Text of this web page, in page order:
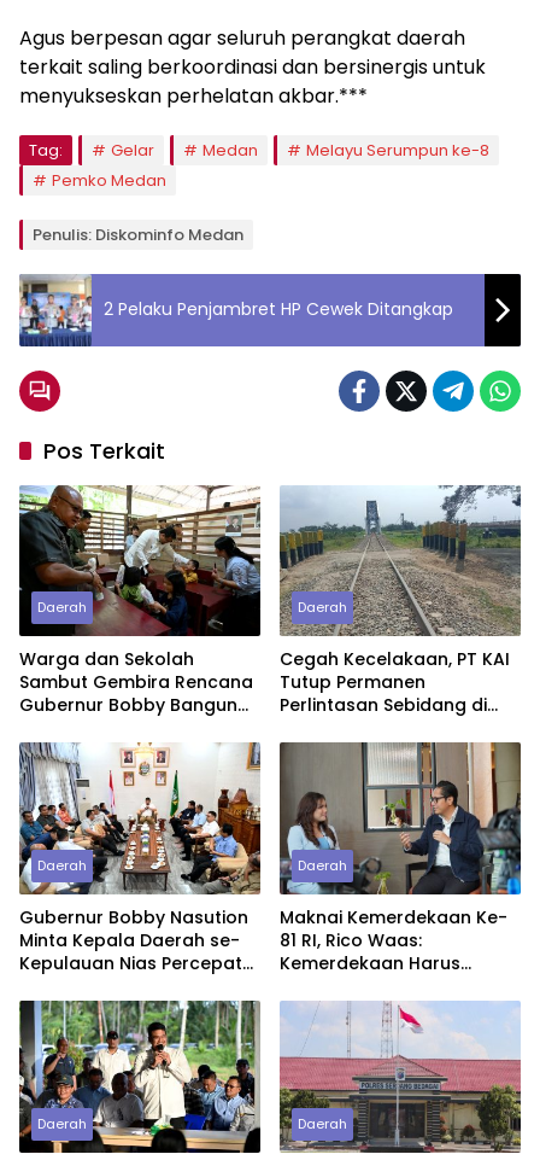
Agus berpesan agar seluruh perangkat daerah
terkait saling berkoordinasi dan bersinergis untuk
menyukseskan perhelatan akbar.***
Tag: Gelar Medan
Melayu Serumpun ke-8
Pemko Medan
Penulis: Diskominfo Medan
2 Pelaku Penjambret HP Cewek Ditangkap
Pos Terkait
Daerah
Warga dan Sekolah
Sambut Gembira Rencana
Gubernur Bobby Bangun
Utara
Daerah
Cegah Kecelakaan, PT KAI
Tutup Permanen
Perlintasan Sebidang di
Daerah
Gubernur Bobby Nasution
Minta Kepala Daerah se-
Kepulauan Nias Percepat
Daerah
Maknai Kemerdekaan Ke-
81 RI, Rico Waas:
Kemerdekaan Harus
Lewat Peningkatan
Pelayanan Primer
Daerah Daerah